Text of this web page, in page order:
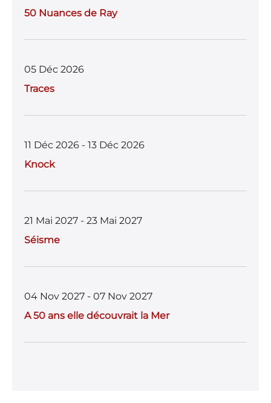
50 Nuances de Ray
05 Déc 2026
Traces
11 Déc 2026 - 13 Déc 2026
Knock
21 Mai 2027 - 23 Mai 2027
Séisme
04 Nov 2027 - 07 Nov 2027
A 50 ans elle découvrait la Mer